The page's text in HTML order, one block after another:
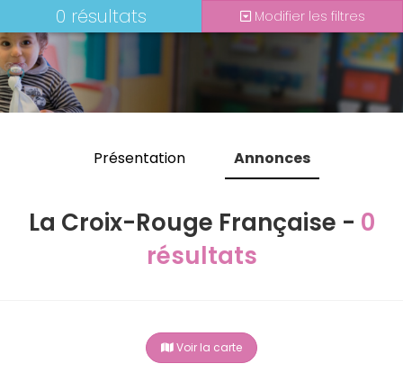
Présentation Annonces
La Croix-Rouge Française - 0
résultats
0 résultats Modifier les filtres
Voir la carte